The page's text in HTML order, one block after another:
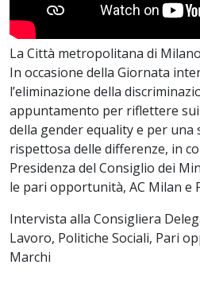
La Città metropolitana di
In occasione della Giornata
l’eliminazione della
appuntamento per riflettere
della gender equality e per una
rispettosa delle differenze, in
Presidenza del Consiglio dei
le pari opportunità, AC Milan e
Intervista alla Consigliera
Lavoro, Politiche Sociali, Pari
Marchi